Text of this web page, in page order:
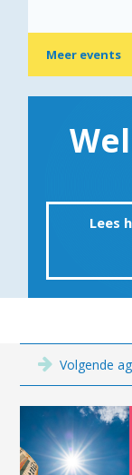
Meer events
Lees
Volgende